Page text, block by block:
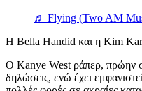
♬ Flying (Two AM
Η Bella Handid και η Kim
Ο Kanye West ράπερ, πρώην
δηλώσεις, ενώ έχει